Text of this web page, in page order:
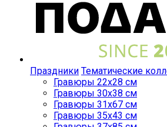
Праздники Тематические
Гравюры 22x28 см
Гравюры 30x38 см
Гравюры 31x67 см
Гравюры 35x43 см